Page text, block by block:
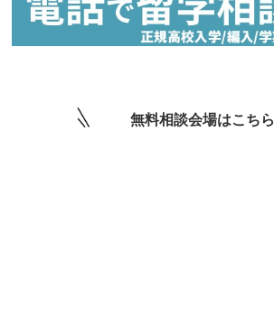
無料相談会場はこちら